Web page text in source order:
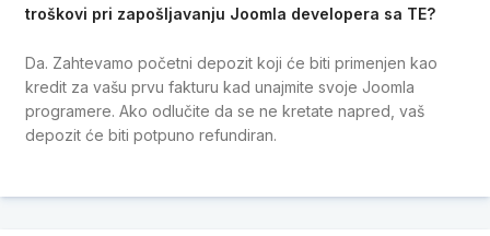
troškovi pri zapošljavanju Joomla developera sa TE?
Da. Zahtevamo početni depozit koji će biti primenjen kao
kredit za vašu prvu fakturu kad unajmite svoje Joomla
programere. Ako odlučite da se ne kretate napred, vaš
depozit će biti potpuno refundiran.